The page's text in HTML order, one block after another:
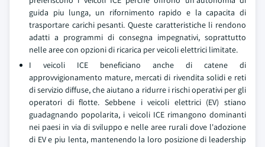
guida piu lunga, un rifornimento rapido e la capacita di
trasportare carichi pesanti. Queste caratteristiche li rendono
adatti a programmi di consegna impegnativi, soprattutto
nelle aree con opzioni di ricarica per veicoli elettrici limitate.
I veicoli ICE beneficiano anche di catene di
approvvigionamento mature, mercati di rivendita solidi e reti
di servizio diffuse, che aiutano a ridurre i rischi operativi per gli
operatori di flotte. Sebbene i veicoli elettrici (EV) stiano
guadagnando popolarita, i veicoli ICE rimangono dominanti
nei paesi in via di sviluppo e nelle aree rurali dove l'adozione
di EV e piu lenta, mantenendo la loro posizione di leadership